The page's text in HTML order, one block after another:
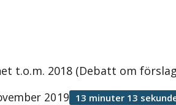
t.o.m. 2018 (Debatt om
2019 13 minuter 13